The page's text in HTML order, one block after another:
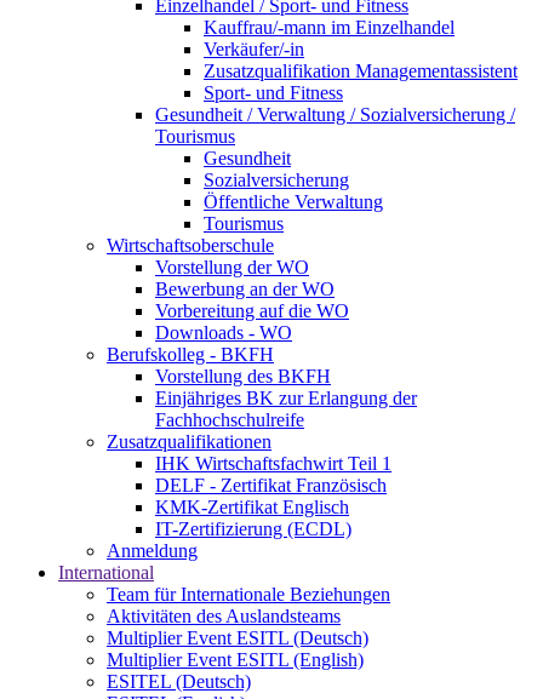
Einzelhandel / Sport- und Fitness
Kauffrau/-mann im Einzelhandel
Verkäufer/-in
Zusatzqualifikation Managementassistent
Sport- und Fitness
Gesundheit / Verwaltung / Sozialversicherung /
Tourismus
Gesundheit
Sozialversicherung
Öffentliche Verwaltung
Tourismus
Wirtschaftsoberschule
Vorstellung der WO
Bewerbung an der WO
Vorbereitung auf die WO
Downloads - WO
Berufskolleg - BKFH
Vorstellung des BKFH
Einjähriges BK zur Erlangung der
Fachhochschulreife
Zusatzqualifikationen
IHK Wirtschaftsfachwirt Teil 1
DELF - Zertifikat Französisch
KMK-Zertifikat Englisch
IT-Zertifizierung (ECDL)
Anmeldung
International
Team für Internationale Beziehungen
Aktivitäten des Auslandsteams
Multiplier Event ESITL (Deutsch)
Multiplier Event ESITL (English)
ESITEL (Deutsch)